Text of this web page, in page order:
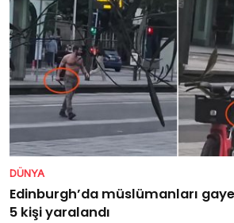
DÜNYA
Edinburgh’da müslümanları
5 kişi yaralandı